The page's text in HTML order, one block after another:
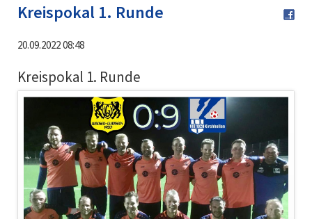
Kreispokal 1. Runde
20.09.2022 08:48
Kreispokal 1. Runde